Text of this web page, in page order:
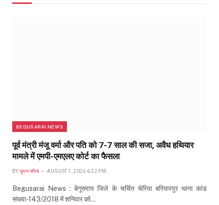
BEGUSARAI NEWS
पूर्व मंत्री मंजू वर्मा और पति को 7-7 साल की सजा, अवैध हथियार
मामले में एमपी-एमएलए कोर्ट का फैसला
BY सुमन सौरब AUGUST 1, 2026 6:22 PM
Begusarai News : बेगूसराय जिले के चर्चित चेरिया बरियारपुर थाना कांड
संख्या-143/2018 में शनिवार को…